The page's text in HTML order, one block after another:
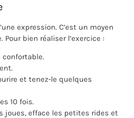
expression. C’est un moyen
bien réaliser l’exercice :
confortable.
et tenez-le quelques
10 fois.
joues, efface les petites rides et